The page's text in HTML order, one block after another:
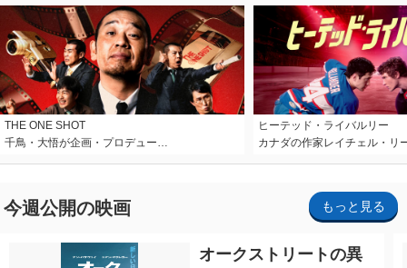
THE ONE SHOT
千鳥・大悟が企画・プロデュー…
ヒーテッド・ライバルリー
カナダの作家レイチェル・リ
今週公開の映画 もっと見る
オークストリートの異